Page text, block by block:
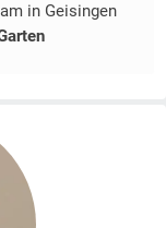
in Geisingen